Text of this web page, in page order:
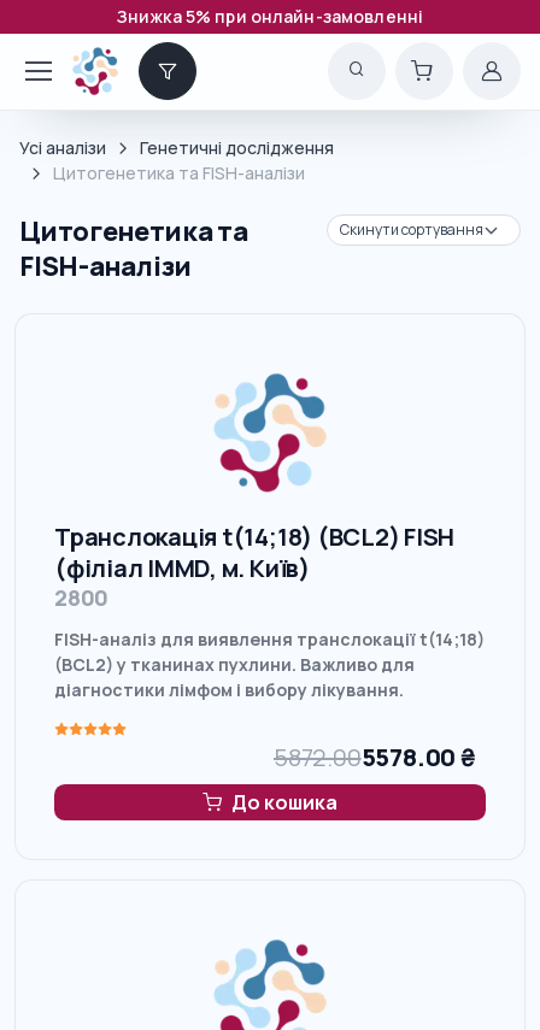
Знижка 5% при онлайн-замовленні
Усі аналізи
Генетичні дослідження
Цитогенетика та FISH-аналізи
Цитогенетика та
FISH-аналізи
Транслокація t(14;18) (BCL2) FISH
(філіал IMMD, м. Київ)
2800
FISH-аналіз для виявлення транслокації t(14;18)
(BCL2) у тканинах пухлини. Важливо для
діагностики лімфом і вибору лікування.
5872.005578.00₴
До кошика